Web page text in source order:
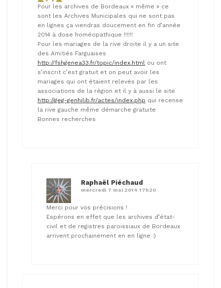
Pour les archives de Bordeaux « même » ce
sont les Archives Municipales qui ne sont pas
en lignes ça viendras doucement en fin d’année
2014 à dose homéopathique !!!!!!
Pour les mariages de la rive droite il y a un site
des Amitiés Farguaises
http://fshgenea33.fr/topic/index.html ou ont
s’inscrit c’est gratuit et on peut avoir les
mariages qui ont étaient relevés par les
associations de la région et il y à aussi le site
http://geg-genhilib.fr/actes/index.php qui recense
la rive gauche même démarche gratuite
Bonnes recherches
Raphaël Piéchaud
mercredi 7 mai 2014 17h20
Merci pour vos précisions !
Espérons en effet que les archives d’état-
civil et de registres paroissiaux de Bordeaux
arrivent prochainement en en ligne :)